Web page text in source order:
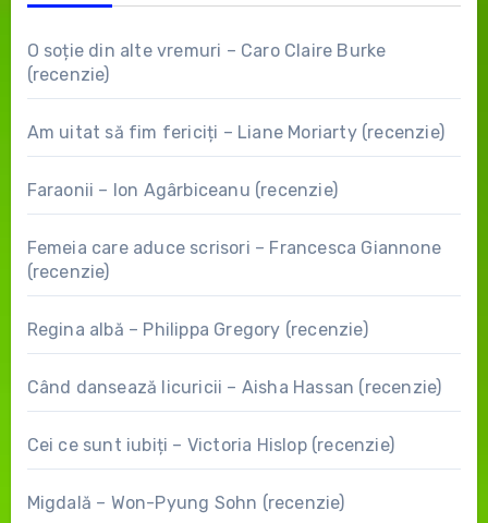
O soție din alte vremuri – Caro Claire Burke
(recenzie)
Am uitat să fim fericiți – Liane Moriarty (recenzie)
Faraonii – Ion Agârbiceanu (recenzie)
Femeia care aduce scrisori – Francesca Giannone
(recenzie)
Regina albă – Philippa Gregory (recenzie)
Când dansează licuricii – Aisha Hassan (recenzie)
Cei ce sunt iubiți – Victoria Hislop (recenzie)
Migdală – Won-Pyung Sohn (recenzie)